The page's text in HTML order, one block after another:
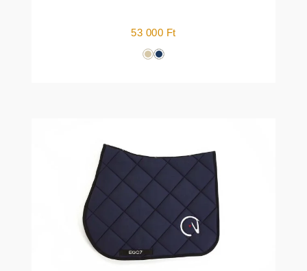
53 000 Ft